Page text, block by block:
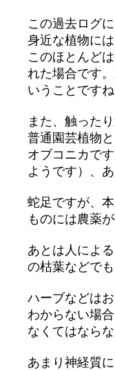
この過去ログ
身近な植物に
このほとんど
れた場合です
いうことですね
また、触った
普通園芸植物
オブコニカで
ようです）、
蛇足ですが、
ものには農薬
あとは人によ
の枯葉などで
ハーブなどは
わからない場
なくてはなら
あまり神経質